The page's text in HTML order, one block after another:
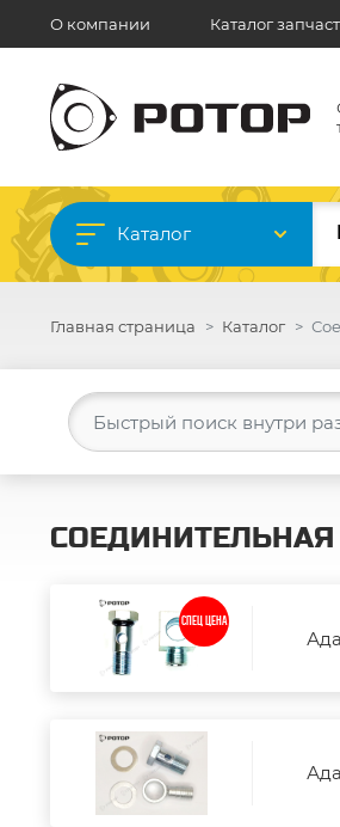
О компании Каталог
Каталог
Главная страница Каталог
СПЕЦ ЦЕНА